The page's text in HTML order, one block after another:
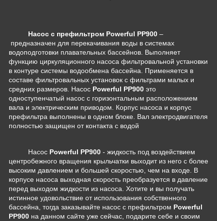
Насос с префильтром Powerful PP900 –
предназначен для перекачивания воды в системах
водоподготовки плавательных бассейнов. Выполняет
функцию циркуляционного насоса фильтровальной установки
в контуре системы водообмена бассейна. Применяется в
составе фильтровальных установок с фильтрами малых и
средних размеров. Насос Powerful PP900 это
одноступенчатый насос с горизонтальным расположением
вала и электрическим приводом. Корпус насоса и корпус
префильтра выполнены в одном блоке. Вал электродвигателя
полностью защищен от контакта с водой
Насос Powerful PP900 - жидкость под воздействием
центробежного вращения крыльчатки выходит из него с более
высоким давлением и большей скоростью, чем на входе. В
корпусе насоса выходная скорость преобразуется в давление
перед выходом жидкости из насоса. Хотите и вы получать
истинное удовольствие от использования собственного
бассейна, тогда заказывайте насос с префильтром Powerful
PP900 на данном сайте уже сейчас, подарите себе и своим